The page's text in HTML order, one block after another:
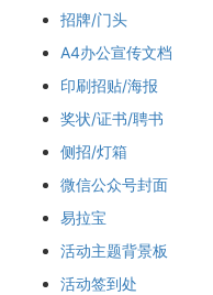
招牌/门头
A4办公宣传文档
印刷招贴/海报
奖状/证书/聘书
侧招/灯箱
微信公众号封面
易拉宝
活动主题背景板
活动签到处